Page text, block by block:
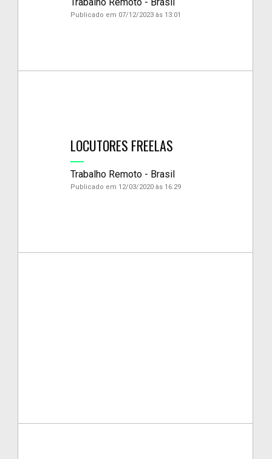
Publicado em 07/12/2023 às 13:01
LOCUTORES FREELAS
Trabalho Remoto - Brasil
Publicado em 12/03/2020 às 16:29